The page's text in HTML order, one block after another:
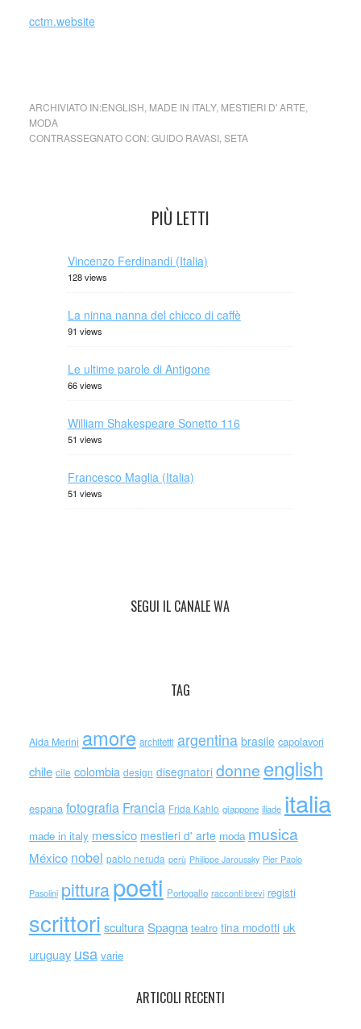
cctm.website
ARCHIVIATO IN:ENGLISH MADE IN ITALY, MESTIERI D' ARTE
MODA
CONTRASSEGNATO CON:GUIDO RAVASI, SETA
PIÙ LETTI
Vincenzo Ferdinandi (Italia)
128 views
La ninna nanna del chicco di caffè
91 views
Le ultime parole di Antigone
66 views
William Shakespeare Sonetto 116
51 views
Francesco Maglia (Italia)
51 views
SEGUI IL CANALE WA
TAG
Alda Merini amore architetti argentina brasile capolavori
chile cile colombia design disegnatori donne english
espana fotografia Francia Frida Kahlo giappone iliade italia
made in italy messico mestieri d' arte moda musica
México nobel pablo neruda perù Philippe Jaroussky Pier Paolo
Pasolini pitturapoeti Portogallo racconti brevi registi
scrittori scultura Spagna teatro tina modotti uk
uruguay usa varie
ARTICOLI RECENTI